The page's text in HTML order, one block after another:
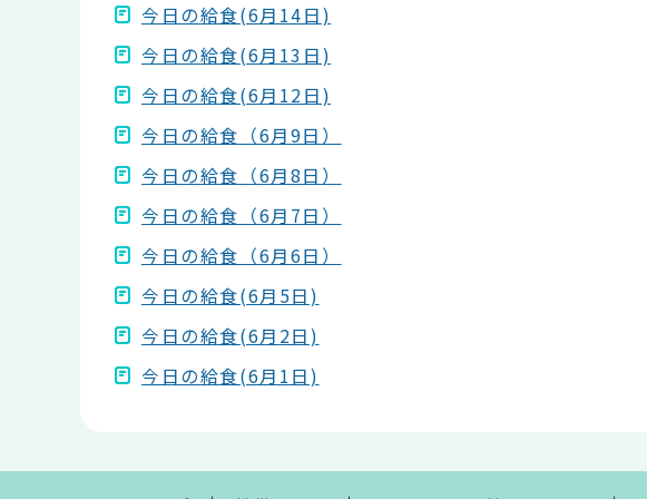
今日の給食(6月14日)
今日の給食(6月13日)
今日の給食(6月12日)
今日の給食（6月9日）
今日の給食（6月8日）
今日の給食（6月7日）
今日の給食（6月6日）
今日の給食(6月5日)
今日の給食(6月2日)
今日の給食(6月1日)